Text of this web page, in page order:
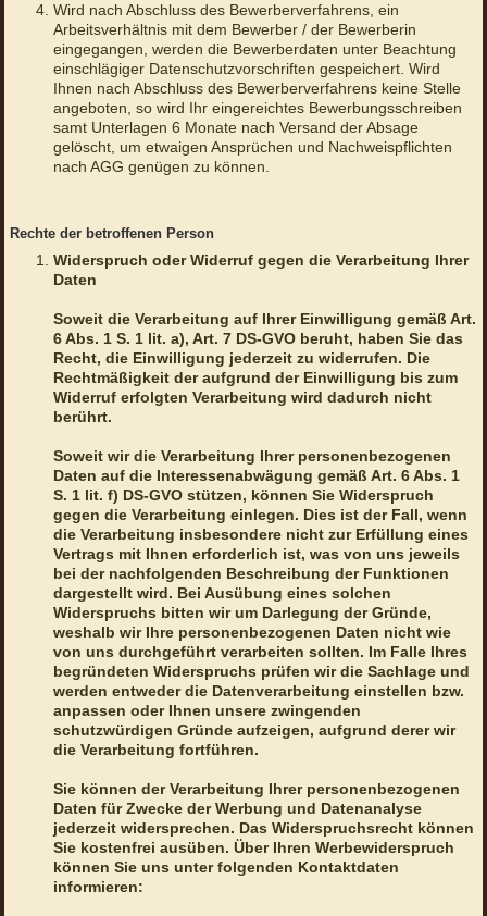
Wird nach Abschluss des Bewerberverfahrens, ein
Arbeitsverhältnis mit dem Bewerber / der Bewerberin
eingegangen, werden die Bewerberdaten unter Beachtung
einschlägiger Datenschutzvorschriften gespeichert. Wird
Ihnen nach Abschluss des Bewerberverfahrens keine Stelle
angeboten, so wird Ihr eingereichtes Bewerbungsschreiben
samt Unterlagen 6 Monate nach Versand der Absage
gelöscht, um etwaigen Ansprüchen und Nachweispflichten
nach AGG genügen zu können.
Rechte der betroffenen Person
Widerspruch oder Widerruf gegen die Verarbeitung Ihrer
Daten
Soweit die Verarbeitung auf Ihrer Einwilligung gemäß Art.
6 Abs. 1 S. 1 lit. a), Art. 7 DS-GVO beruht, haben Sie das
Recht, die Einwilligung jederzeit zu widerrufen. Die
Rechtmäßigkeit der aufgrund der Einwilligung bis zum
Widerruf erfolgten Verarbeitung wird dadurch nicht
berührt.
Soweit wir die Verarbeitung Ihrer personenbezogenen
Daten auf die Interessenabwägung gemäß Art. 6 Abs. 1
S. 1 lit. f) DS-GVO stützen, können Sie Widerspruch
gegen die Verarbeitung einlegen. Dies ist der Fall, wenn
die Verarbeitung insbesondere nicht zur Erfüllung eines
Vertrags mit Ihnen erforderlich ist, was von uns jeweils
bei der nachfolgenden Beschreibung der Funktionen
dargestellt wird. Bei Ausübung eines solchen
Widerspruchs bitten wir um Darlegung der Gründe,
weshalb wir Ihre personenbezogenen Daten nicht wie
von uns durchgeführt verarbeiten sollten. Im Falle Ihres
begründeten Widerspruchs prüfen wir die Sachlage und
werden entweder die Datenverarbeitung einstellen bzw.
anpassen oder Ihnen unsere zwingenden
schutzwürdigen Gründe aufzeigen, aufgrund derer wir
die Verarbeitung fortführen.
Sie können der Verarbeitung Ihrer personenbezogenen
Daten für Zwecke der Werbung und Datenanalyse
jederzeit widersprechen. Das Widerspruchsrecht können
Sie kostenfrei ausüben. Über Ihren Werbewiderspruch
können Sie uns unter folgenden Kontaktdaten
informieren: